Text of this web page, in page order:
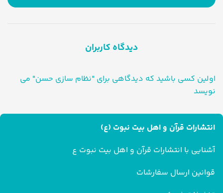
دیدگاه کاربران
اولین کسی باشید که دیدگاهی برای "نظام سازی حسن" می
نویسد
انتشارات قرآن و اهل بیت نبوت (ع)
آشنایی با انتشارات قرآن و اهل بیت نبوت ع
قوانین ارسال سفارشات